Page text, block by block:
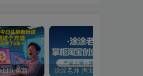
2025年今日头条新玩法，我用这个方法，一天挣了5张+